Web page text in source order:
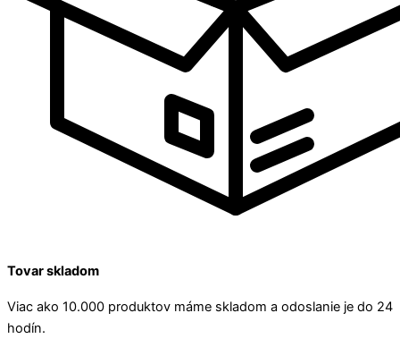
Tovar skladom
Viac ako 10.000 produktov máme skladom a odoslanie je do 24
hodín.